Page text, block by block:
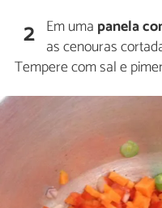
2 Em uma panela
as cenouras
Tempere com sal e